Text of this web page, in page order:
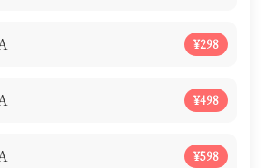
¥298
¥498
¥598